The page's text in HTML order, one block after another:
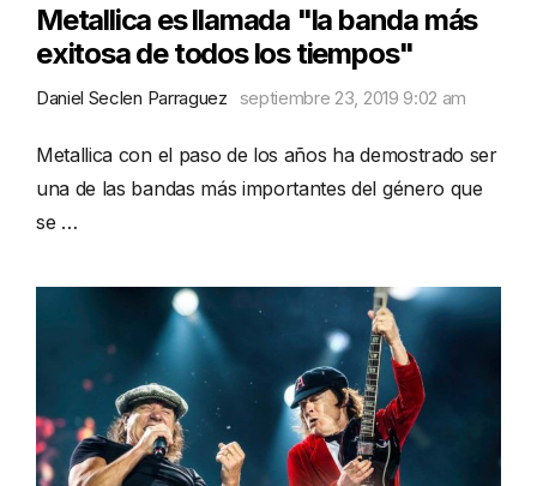
Metallica es llamada "la banda más
exitosa de todos los tiempos"
Daniel Seclen Parraguez septiembre 23, 2019 9:02 am
Metallica con el paso de los años ha demostrado ser
una de las bandas más importantes del género que
se …